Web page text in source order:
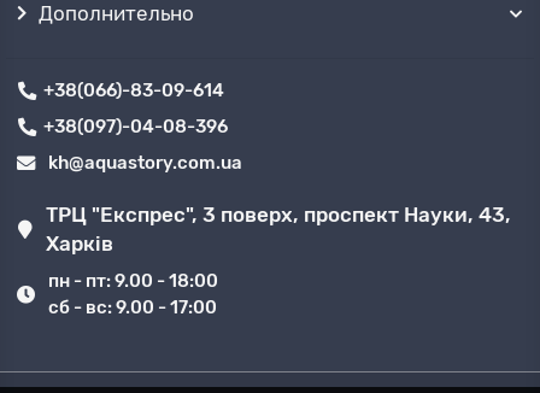
Дополнительно
+38(066)-83-09-614
+38(097)-04-08-396
kh@aquastory.com.ua
ТРЦ "Експрес", 3 поверх, проспект Науки, 43,
Харків
пн - пт: 9.00 - 18:00
сб - вс: 9.00 - 17:00